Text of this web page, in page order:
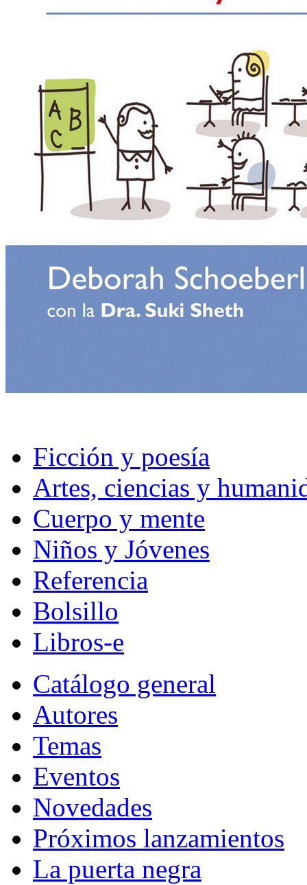
Ficción y poesía
Artes, ciencias y
Cuerpo y mente
Niños y Jóvenes
Referencia
Bolsillo
Libros-e
Catálogo general
Autores
Temas
Eventos
Novedades
Próximos lanzamientos
La puerta negra